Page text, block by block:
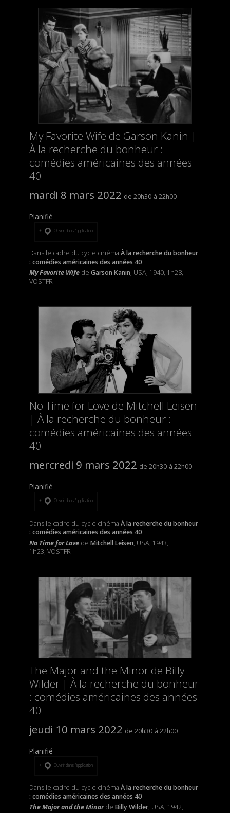
My Favorite Wife de Garson Kanin |
À la recherche du bonheur :
comédies américaines des années
40
mardi 8 mars 2022
20h30 22h00
Planifié
Ouvrir dans l’application
Dans le cadre du cycle cinéma À la recherche du bonheur
: comédies américaines des années 40
My Favorite Wife de Garson Kanin, USA, 1940, 1h28,
VOSTFR
No Time for Love de Mitchell Leisen
| À la recherche du bonheur :
comédies américaines des années
40
mercredi 9 mars 2022
20h30 22h00
Planifié
Ouvrir dans l’application
Dans le cadre du cycle cinéma À la recherche du bonheur
: comédies américaines des années 40
No Time for Love de Mitchell Leisen, USA, 1943,
1h23, VOSTFR
The Major and the Minor de Billy
Wilder | À la recherche du bonheur
: comédies américaines des années
40
jeudi 10 mars 2022
20h30 22h00
Planifié
Ouvrir dans l’application
Dans le cadre du cycle cinéma À la recherche du bonheur
: comédies américaines des années 40
The Major and the Minorde Billy Wilder, USA, 1942,